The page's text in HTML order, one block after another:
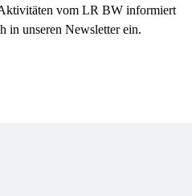
vom LR BW informiert
in unseren Newsletter ein.